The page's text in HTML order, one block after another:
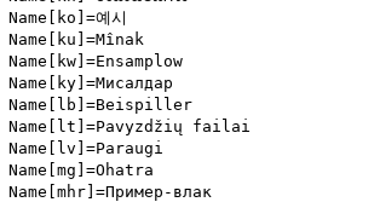
Name[ko]=예시
Name[ku]=Mînak
Name[kw]=Ensamplow
Name[ky]=Мисалдар
Name[lb]=Beispiller
Name[lt]=Pavyzdžių failai
Name[lv]=Paraugi
Name[mg]=Ohatra
Name[mhr]=Пример-влак